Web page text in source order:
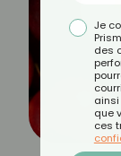
Je
des
que
ces